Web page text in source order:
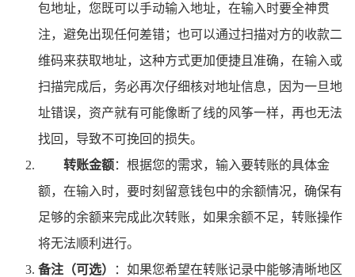
包地址，您既可以手动输入地址，在输入时要全神贯
注，避免出现任何差错；也可以通过扫描对方的收款二
维码来获取地址，这种方式更加便捷且准确，在输入或
扫描完成后，务必再次仔细核对地址信息，因为一旦地
址错误，资产就有可能像断了线的风筝一样，再也无法
找回，导致不可挽回的损失。
转账金额：根据您的需求，输入要转账的具体金
额，在输入时，要时刻留意钱包中的余额情况，确保有
足够的余额来完成此次转账，如果余额不足，转账操作
将无法顺利进行。
备注（可选）
：如果您希望在转账记录中能够清晰地区